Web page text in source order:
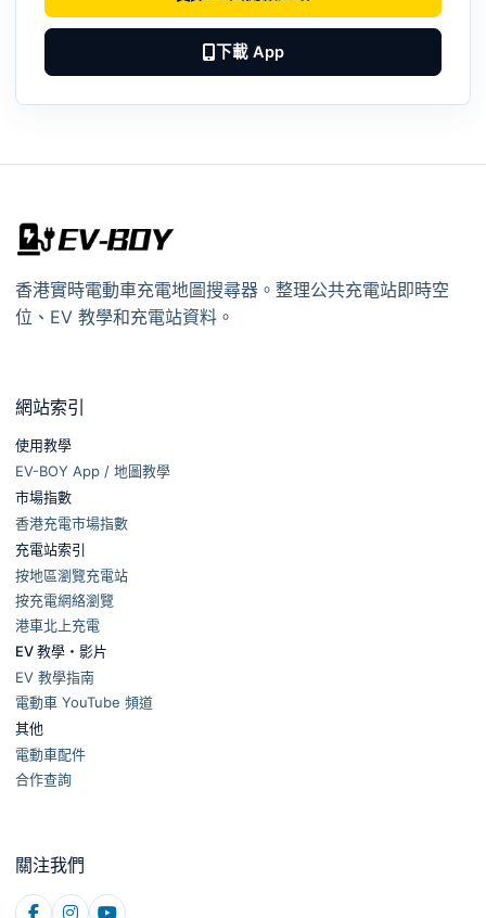
下載 App
香港實時電動車充電地圖搜尋器。整理公共充電站即時空
位、EV 教學和充電站資料。
網站索引
使用教學
EV-BOY App / 地圖教學
市場指數
香港充電市場指數
充電站索引
按地區瀏覽充電站
按充電網絡瀏覽
港車北上充電
EV 教學・影片
EV 教學指南
電動車 YouTube 頻道
其他
電動車配件
合作查詢
關注我們